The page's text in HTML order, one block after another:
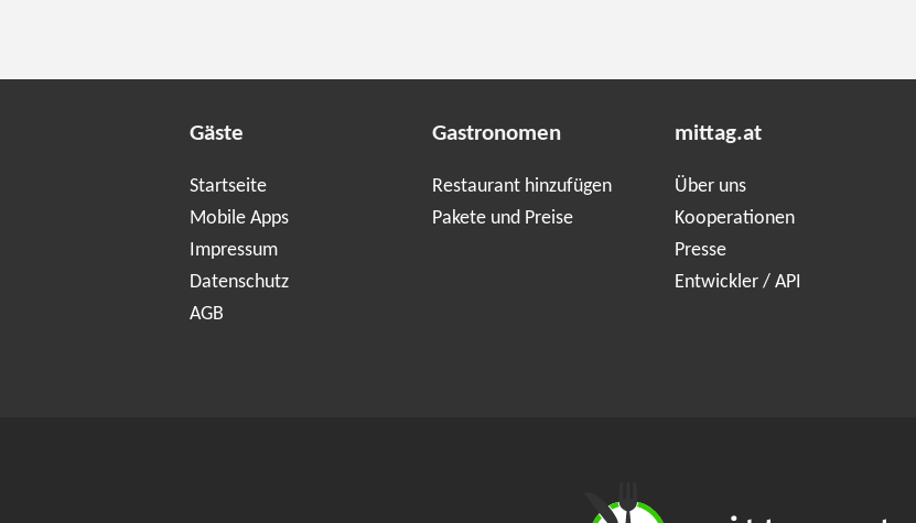
Gäste
Startseite
Mobile Apps
Impressum
Datenschutz
AGB
Gastronomen
Restaurant hinzufügen
Pakete und Preise
mittag.at
Über uns
Kooperationen
Presse
Entwickler / API